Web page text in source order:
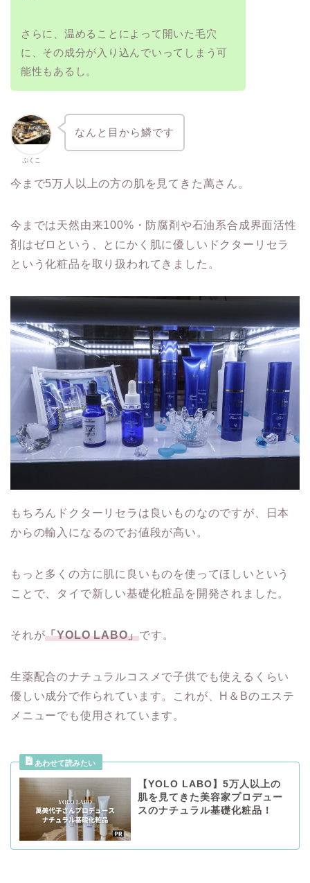
さらに、温めることによって開いた毛穴
に、その成分が入り込んでいってしまう可
能性もあるし。
ぷくこ
なんと目から鱗です
今まで5万人以上の方の肌を見てきた萬さん。
今までは天然由来100%・防腐剤や石油系合成界面活性
剤はゼロという、とにかく肌に優しいドクターリセラ
という化粧品を取り扱われてきました。
もちろんドクターリセラは良いものなのですが、日本
からの輸入になるのでお値段が高い。
もっと多くの方に肌に良いものを使ってほしいという
ことで、タイで新しい基礎化粧品を開発されました。
それが「YOLO LABO」です。
生薬配合のナチュラルコスメで子供でも使えるくらい
優しい成分で作られています。これが、H＆Bのエステ
メニューでも使用されています。
【YOLO LABO】5万人以上の
肌を見てきた美容家プロデュー
スのナチュラル基礎化粧品！